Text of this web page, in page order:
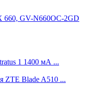
660, GV-N660OC-2GD
1 1400 мА ...
ZTE Blade A510 ...